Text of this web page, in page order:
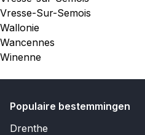
Vresse-Sur-Semois
Wallonie
Wancennes
Winenne
Populaire bestemmingen
Drenthe